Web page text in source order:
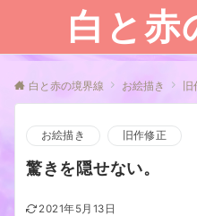
白と赤
白と赤の境界線 お絵描き
お絵描き 旧作修正
驚きを隠せない。
2021年5月13日